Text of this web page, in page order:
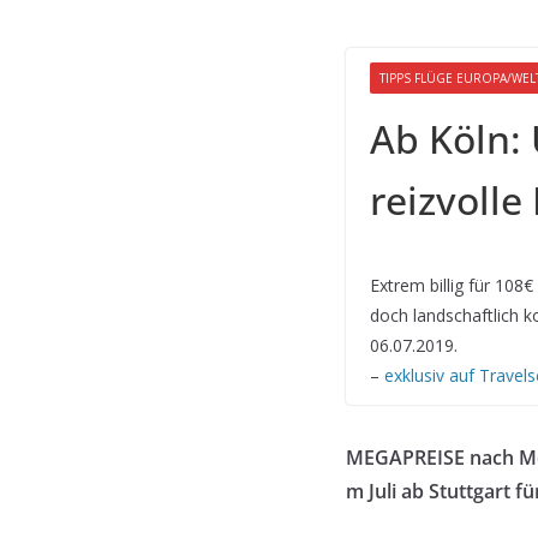
TIPPS FLÜGE EUROPA/
Ab
reizvolle
Extrem billig für
doch landschaftlich
06.07.2019.
– exklusiv auf
MEGAPREISE nach
m Juli ab Stuttgart